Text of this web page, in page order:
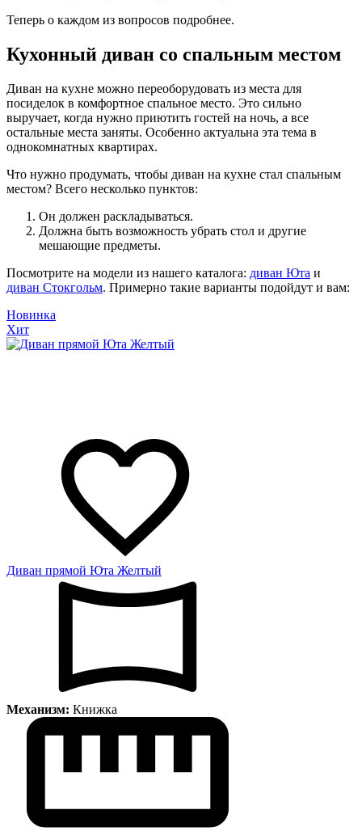
Теперь о каждом из вопросов подробнее.
Кухонный диван со спальным местом
Диван на кухне можно переоборудовать из места для
посиделок в комфортное спальное место. Это сильно
выручает, когда нужно приютить гостей на ночь, а все
остальные места заняты. Особенно актуальна эта тема в
однокомнатных квартирах.
Что нужно продумать, чтобы диван на кухне стал спальным
местом? Всего несколько пунктов:
Он должен раскладываться.
Должна быть возможность убрать стол и другие
мешающие предметы.
Посмотрите на модели из нашего каталога: диван Юта и
диван Стокгольм. Примерно такие варианты подойдут и вам:
Новинка
Хит
Диван прямой Юта Желтый
Механизм: Книжка